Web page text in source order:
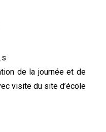
de la journée et de
visite du site d’école